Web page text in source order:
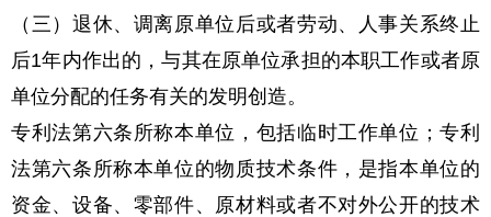
（三）退休、调离原单位后或者劳动、人事关系终止
后1年内作出的，与其在原单位承担的本职工作或者原
单位分配的任务有关的发明创造。
专利法第六条所称本单位，包括临时工作单位；专利
法第六条所称本单位的物质技术条件，是指本单位的
资金、设备、零部件、原材料或者不对外公开的技术